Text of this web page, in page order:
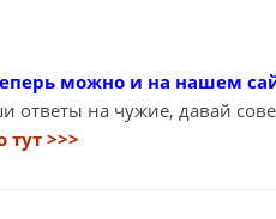
можно и на нашем
ответы на чужие, давай
тут >>>